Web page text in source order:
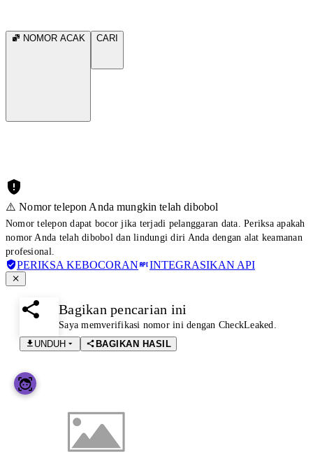
NOMOR ACAK CARI
⚠️ Nomor telepon Anda mungkin telah dibobol
Nomor telepon dapat bocor jika terjadi pelanggaran data. Periksa apakah
nomor Anda telah dibobol dan lindungi diri Anda dengan alat keamanan
profesional.
PERIKSA KEBOCORAN INTEGRASIKAN API
Bagikan pencarian ini
Saya memverifikasi nomor ini dengan CheckLeaked.
UNDUH
BAGIKAN HASIL